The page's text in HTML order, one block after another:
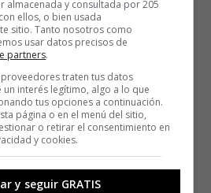
a prepararlo?
gin manteca
vermouth dry
manzanilla
amontillado
almacenada y consultada por 205
ellos, o bien usada
sitio. Tanto nosotros como
usar datos precisos de
partners.
traten tus datos
interés legítimo, algo a lo que
tus opciones a continuación.
página o en el menú del sitio,
o retirar el consentimiento en
y cookies.
y seguir GRATIS